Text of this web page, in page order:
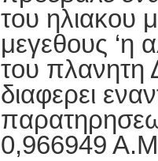
του ηλιακου
μεγεθους ‘η
του πλανητη
διαφερει
0,966949